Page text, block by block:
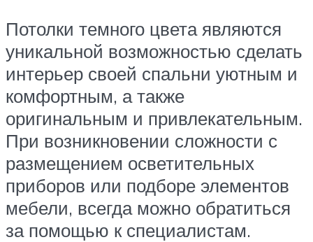
Потолки темного цвета являются
уникальной возможностью сделать
интерьер своей спальни уютным и
комфортным, а также
оригинальным и привлекательным.
При возникновении сложности с
размещением осветительных
приборов или подборе элементов
мебели, всегда можно обратиться
за помощью к специалистам.